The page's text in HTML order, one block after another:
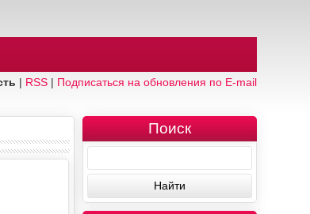
| RSS| Подписаться на обновления по E-mail
Поиск